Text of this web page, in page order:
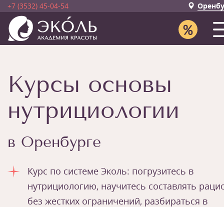
+7 (3532) 45-04-54
Курсы основы
нутрициологии
в Оренбурге
Курс по системе Эколь: погрузитесь в
нутрициологию, научитесь составлять
без жестких ограничений, разбираться в